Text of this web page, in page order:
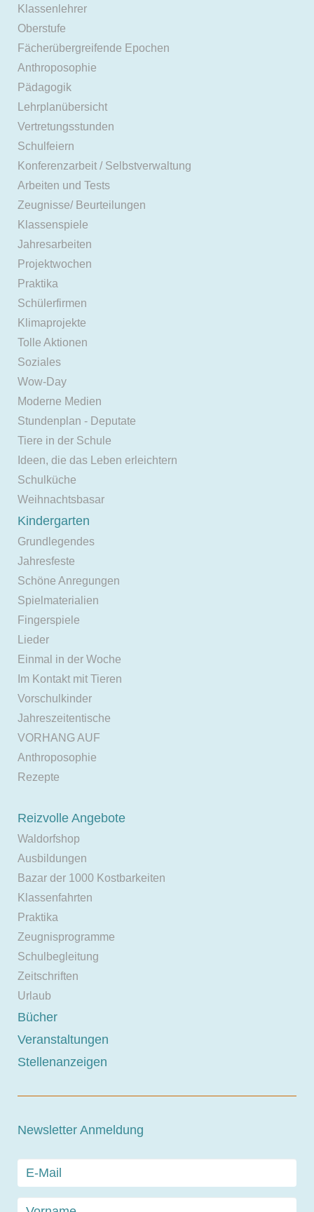
Klassenlehrer
Oberstufe
Fächerübergreifende Epochen
Anthroposophie
Pädagogik
Lehrplanübersicht
Vertretungsstunden
Schulfeiern
Konferenzarbeit / Selbstverwaltung
Arbeiten und Tests
Zeugnisse/ Beurteilungen
Klassenspiele
Jahresarbeiten
Projektwochen
Praktika
Schülerfirmen
Klimaprojekte
Tolle Aktionen
Soziales
Wow-Day
Moderne Medien
Stundenplan - Deputate
Tiere in der Schule
Ideen, die das Leben erleichtern
Schulküche
Weihnachtsbasar
Kindergarten
Grundlegendes
Jahresfeste
Schöne Anregungen
Spielmaterialien
Fingerspiele
Lieder
Einmal in der Woche
Im Kontakt mit Tieren
Vorschulkinder
Jahreszeitentische
VORHANG AUF
Anthroposophie
Rezepte
Reizvolle Angebote
Waldorfshop
Ausbildungen
Bazar der 1000 Kostbarkeiten
Klassenfahrten
Praktika
Zeugnisprogramme
Schulbegleitung
Zeitschriften
Urlaub
Bücher
Veranstaltungen
Stellenanzeigen
Newsletter Anmeldung